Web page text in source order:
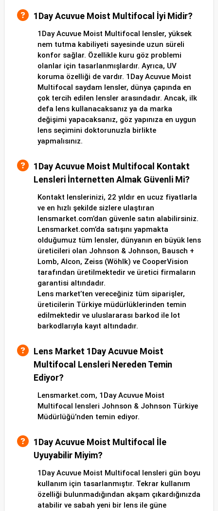
1Day Acuvue Moist Multifocal İyi Midir?
1Day Acuvue Moist Multifocal lensler, yüksek
nem tutma kabiliyeti sayesinde uzun süreli
konfor sağlar. Özellikle kuru göz problemi
olanlar için tasarlanmışlardır. Ayrıca, UV
koruma özelliği de vardır. 1Day Acuvue Moist
Multifocal saydam lensler, dünya çapında en
çok tercih edilen lensler arasındadır. Ancak, ilk
defa lens kullanacaksanız ya da marka
değişimi yapacaksanız, göz yapınıza en uygun
lens seçimini doktorunuzla birlikte
yapmalısınız.
1Day Acuvue Moist Multifocal Kontakt
Lensleri İnternetten Almak Güvenli Mi?
Kontakt lenslerinizi, 22 yıldır en ucuz fiyatlarla
ve en hızlı şekilde sizlere ulaştıran
lensmarket.com’dan güvenle satın alabilirsiniz.
Lensmarket.com’da satışını yapmakta
olduğumuz tüm lensler, dünyanın en büyük lens
üreticileri olan Johnson & Johnson, Bausch +
Lomb, Alcon, Zeiss (Wöhlk) ve CooperVision
tarafından üretilmektedir ve üretici firmaların
garantisi altındadır.
Lens market’ten vereceğiniz tüm siparişler,
üreticilerin Türkiye müdürlüklerinden temin
edilmektedir ve uluslararası barkod ile lot
barkodlarıyla kayıt altındadır.
Lens Market 1Day Acuvue Moist
Multifocal Lensleri Nereden Temin
Ediyor?
Lensmarket.com, 1Day Acuvue Moist
Multifocal lensleri Johnson & Johnson Türkiye
Müdürlüğü’nden temin ediyor.
1Day Acuvue Moist Multifocal İle
Uyuyabilir Miyim?
1Day Acuvue Moist Multifocal lensleri gün boyu
kullanım için tasarlanmıştır. Tekrar kullanım
özelliği bulunmadığından akşam çıkardığınızda
atabilir ve sabah yeni bir lens ile güne